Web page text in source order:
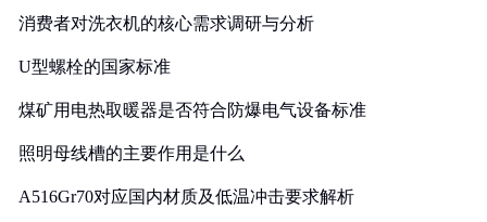
消费者对洗衣机的核心需求调研与分析
U型螺栓的国家标准
煤矿用电热取暖器是否符合防爆电气设备标准
照明母线槽的主要作用是什么
A516Gr70对应国内材质及低温冲击要求解析